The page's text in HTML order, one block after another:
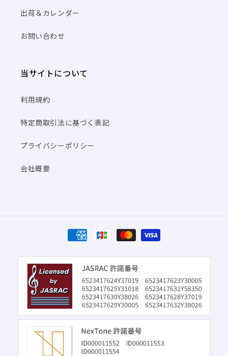
出荷＆カレンダー
お問い合わせ
当サイトについて
利用規約
特定商取引法に基づく表記
プライバシーポリシー
会社概要
決
済
方
法